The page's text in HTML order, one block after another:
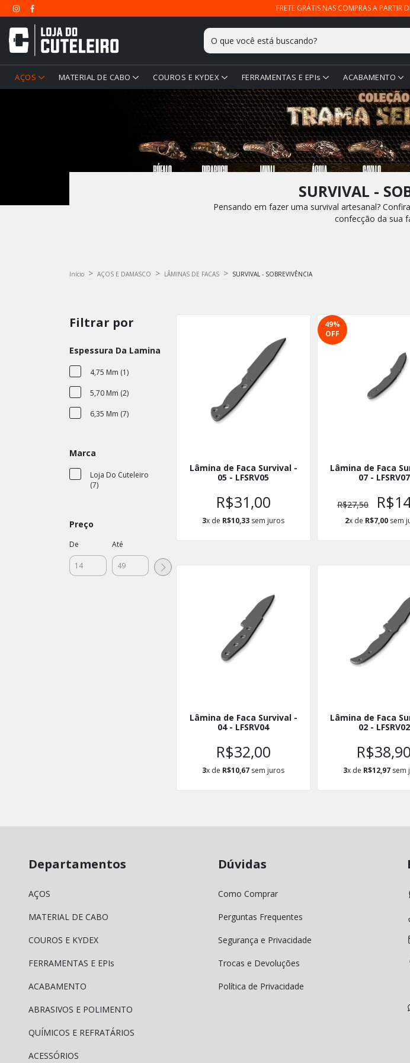
FRETE GRÁTIS NAS COMPRAS A
AÇOS MATERIAL DE CABO COUROS E KYDEX FERRAMENTAS E EPIs ACABAMENTO
SURVIVAL -
Pensando em fazer uma survival artesanal?
confecção da sua
Início > AÇOS E DAMASCO > LÂMINAS DE FACAS > SURVIVAL - SOBREVIVÊNCIA
Filtrar por
Espessura Da Lamina
4,75 Mm (1)
5,70 Mm (2)
6,35 Mm (7)
Marca
Loja Do Cuteleiro
(7)
Preço
De Até
Lâmina de Faca Survival -
05 - LFSRV05
R$31,00
3x de R$10,33 sem juros
49%
OFF
Lâmina de Faca
07 - LFSRV07
R$27,50
2x de R$7,00 sem
Lâmina de Faca Survival -
04 - LFSRV04
R$32,00
3x de R$10,67 sem juros
Lâmina de Faca
02 - LFSRV02
R$38,90
3x de R$12,97sem
Departamentos
AÇOS
MATERIAL DE CABO
COUROS E KYDEX
FERRAMENTAS E EPIs
ACABAMENTO
ABRASIVOS E POLIMENTO
QUÍMICOS E REFRATÁRIOS
ACESSÓRIOS
Dúvidas
Como Comprar
Perguntas Frequentes
Segurança e Privacidade
Trocas e Devoluções
Política de Privacidade